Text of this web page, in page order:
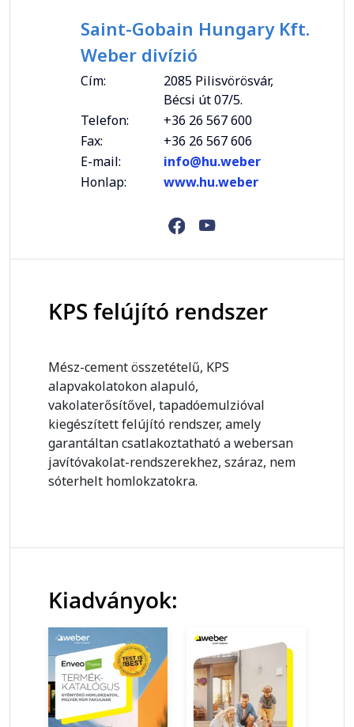
Saint-Gobain Hungary Kft.
Weber divízió
Cím:
2085 Pilisvörösvár,
Bécsi út 07/5.
Telefon:
+36 26 567 600
Fax:
+36 26 567 606
E-mail:
info@hu.weber
Honlap:
www.hu.weber
KPS felújító rendszer
Mész-cement összetételű, KPS
alapvakolatokon alapuló,
vakolaterősítővel, tapadóemulzióval
kiegészített felújító rendszer, amely
garantáltan csatlakoztatható a webersan
javítóvakolat-rendszerekhez, száraz, nem
sóterhelt homlokzatokra.
Kiadványok: